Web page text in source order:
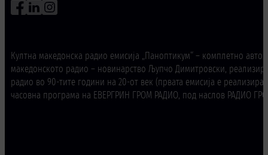
Култна македонска радио емисија „Паноптикум“ – комплетно
македонското радио – новинарство Љупчо Димитровски,
радио во 90-тите години на 20-от век (првата емисија е
часовна програма на ЕВЕРГРИН ГРОМ РАДИО, под наслов РАДИО